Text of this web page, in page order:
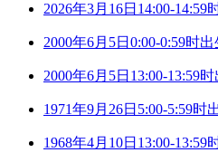
2026年3月16日14:00-
2000年6月5日0:00-0:59时
2000年6月5日13:00-13:59
1971年9月26日5:00-5:59
1968年4月10日13:00-